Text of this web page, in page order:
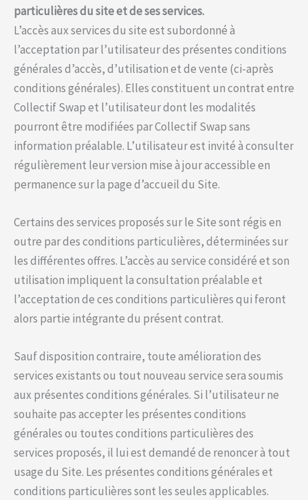
particulières du site et de ses services.
L’accès aux services du site est subordonné à
l’acceptation par l’utilisateur des présentes conditions
générales d’accès, d’utilisation et de vente (ci-après
conditions générales). Elles constituent un contrat entre
Collectif Swap et l’utilisateur dont les modalités
pourront être modifiées par Collectif Swap sans
information préalable. L’utilisateur est invité à consulter
régulièrement leur version mise à jour accessible en
permanence sur la page d’accueil du Site.
Certains des services proposés sur le Site sont régis en
outre par des conditions particulières, déterminées sur
les différentes offres. L’accès au service considéré et son
utilisation impliquent la consultation préalable et
l’acceptation de ces conditions particulières qui feront
alors partie intégrante du présent contrat.
Sauf disposition contraire, toute amélioration des
services existants ou tout nouveau service sera soumis
aux présentes conditions générales. Si l’utilisateur ne
souhaite pas accepter les présentes conditions
générales ou toutes conditions particulières des
services proposés, il lui est demandé de renoncer à tout
usage du Site. Les présentes conditions générales et
conditions particulières sont les seules applicables.